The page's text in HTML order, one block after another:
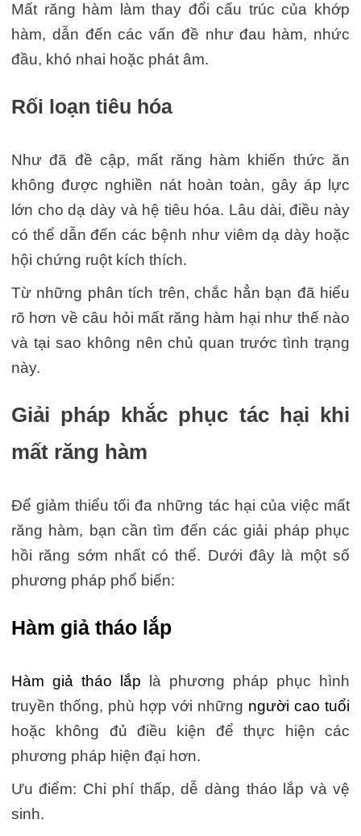
Mất răng hàm làm thay đổi cấu trúc của khớp
hàm, dẫn đến các vấn đề như đau hàm, nhức
đầu, khó nhai hoặc phát âm.
Rối loạn tiêu hóa
Như đã đề cập, mất răng hàm khiến thức ăn
không được nghiền nát hoàn toàn, gây áp lực
lớn cho dạ dày và hệ tiêu hóa. Lâu dài, điều này
có thể dẫn đến các bệnh như viêm dạ dày hoặc
hội chứng ruột kích thích.
Từ những phân tích trên, chắc hẳn bạn đã hiểu
rõ hơn về câu hỏi mất răng hàm hại như thế nào
và tại sao không nên chủ quan trước tình trạng
này.
Giải pháp khắc phục tác hại khi
mất răng hàm
Để giảm thiểu tối đa những tác hại của việc mất
răng hàm, bạn cần tìm đến các giải pháp phục
hồi răng sớm nhất có thể. Dưới đây là một số
phương pháp phổ biến:
Hàm giả tháo lắp
Hàm giả tháo lắp là phương pháp phục hình
truyền thống, phù hợp với những người cao tuổi
hoặc không đủ điều kiện để thực hiện các
phương pháp hiện đại hơn.
Ưu điểm: Chi phí thấp, dễ dàng tháo lắp và vệ
sinh.